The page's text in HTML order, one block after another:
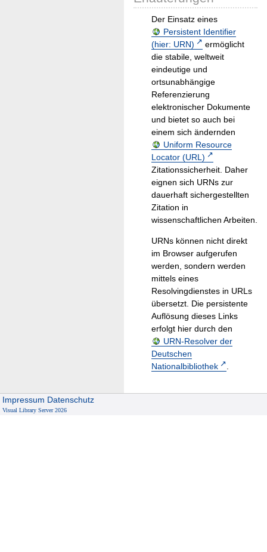
Der Einsatz eines
Persistent Identifier
(hier: URN)
ermöglicht
die stabile, weltweit
eindeutige und
ortsunabhängige
Referenzierung
elektronischer Dokumente
und bietet so auch bei
einem sich ändernden
Uniform Resource
Locator (URL)
Zitationssicherheit. Daher
eignen sich URNs zur
dauerhaft sichergestellten
Zitation in
wissenschaftlichen Arbeiten.
URNs können nicht direkt
im Browser aufgerufen
werden, sondern werden
mittels eines
Resolvingdienstes in URLs
übersetzt. Die persistente
Auflösung dieses Links
erfolgt hier durch den
URN-Resolver der
Deutschen
Nationalbibliothek
.
Impressum Datenschutz
Visual Library Server 2026